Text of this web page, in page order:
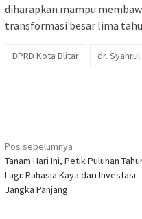
diharapkan mampu
transformasi besar lima
DPRD Kota Blitar dr. Syahrul
Navigasi
pos
Pos sebelumnya
Tanam Hari Ini, Petik Puluhan
Lagi: Rahasia Kaya dari Investasi
Jangka Panjang